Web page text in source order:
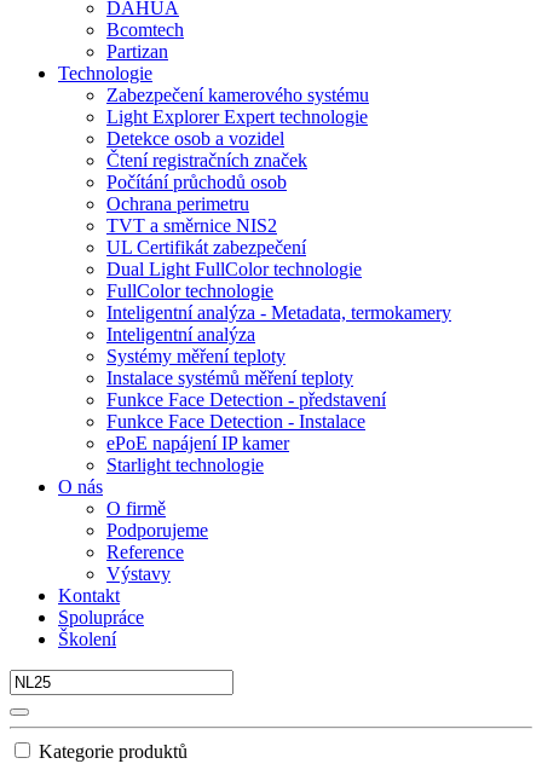
DAHUA
Bcomtech
Partizan
Technologie
Zabezpečení kamerového systému
Light Explorer Expert technologie
Detekce osob a vozidel
Čtení registračních značek
Počítání průchodů osob
Ochrana perimetru
TVT a směrnice NIS2
UL Certifikát zabezpečení
Dual Light FullColor technologie
FullColor technologie
Inteligentní analýza - Metadata, termokamery
Inteligentní analýza
Systémy měření teploty
Instalace systémů měření teploty
Funkce Face Detection - představení
Funkce Face Detection - Instalace
ePoE napájení IP kamer
Starlight technologie
O nás
O firmě
Podporujeme
Reference
Výstavy
Kontakt
Spolupráce
Školení
Kategorie produktů